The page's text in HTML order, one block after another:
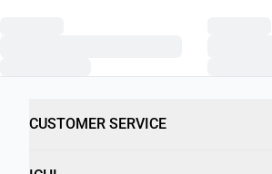
CUSTOMER SERVICE